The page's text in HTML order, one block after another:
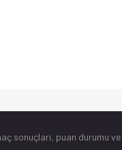
sonuçları, puan durumu